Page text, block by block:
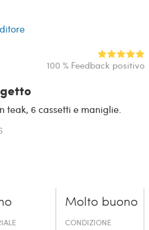
100 % Feedback positivo
teak, 6 cassetti e maniglie.
Molto buono
CONDIZIONE